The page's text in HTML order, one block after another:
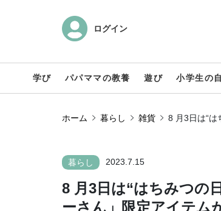
ログイン
学び パパママの教養 遊び 小学生の
ホーム 暮らし 雑貨 8 月3日は“は
暮らし 2023.7.15
8 月3日は“はちみつの
ーさん」限定アイテム